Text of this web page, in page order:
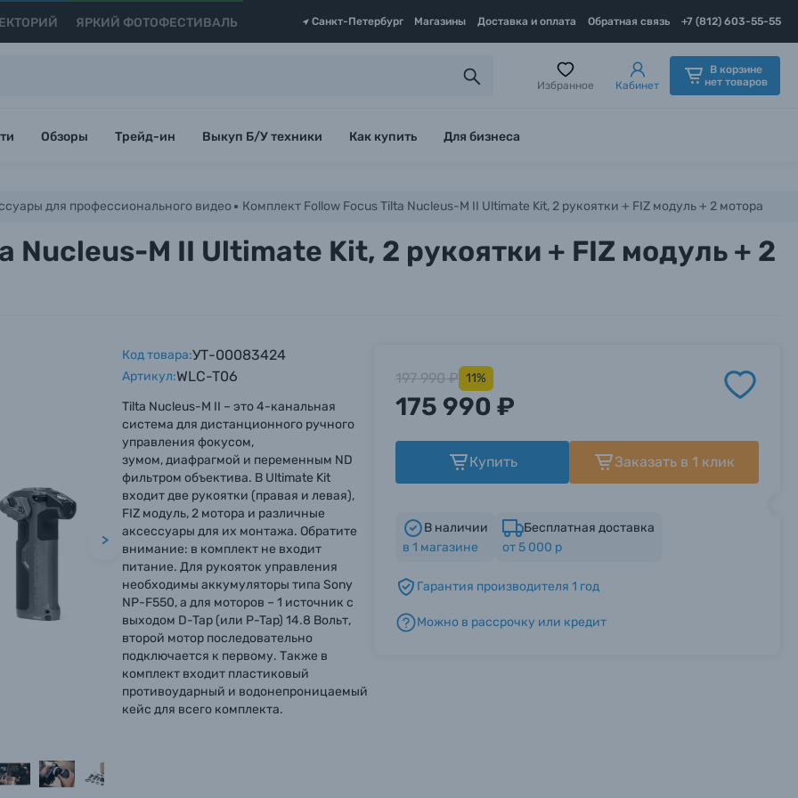
ЯРКИЙ ФОТОФЕСТИВАЛЬ Санкт-Петербург Магазины Доставка и оплата Обратная связь +7 (812) 603-55-55
Избранное Кабинет
В корзине
нет товаров
Обзоры Трейд-ин Выкуп Б/У техники Как купить Для бизнеса
для профессионального видео Комплект Follow Focus Tilta Nucleus-M II Ultimate Kit, 2 рукоятки + FIZ модуль + 2 мотора
Nucleus-M II Ultimate Kit, 2 рукоятки + FIZ модуль + 2
>
Код товара:УТ-00083424
Артикул:WLC-T06
Tilta Nucleus-M II – это 4-канальная
система для дистанционного ручного
управления фокусом,
зумом, диафрагмой и переменным ND
фильтром объектива. В Ultimate Kit
входит две рукоятки (правая и левая),
FIZ модуль, 2 мотора и различные
аксессуары для их монтажа. Обратите
внимание: в комплект не входит
питание. Для рукояток управления
необходимы аккумуляторы типа Sony
NP-F550, а для моторов – 1 источник с
выходом D-Tap (или P-Tap) 14.8 Вольт,
второй мотор последовательно
подключается к первому. Также в
комплект входит пластиковый
противоударный и водонепроницаемый
кейс для всего комплекта.
197 990 ₽ 11%
175 990 ₽
Купить Заказать в 1 клик
В наличии
в 1 магазине
Бесплатная доставка
от 5 000 р
Гарантия производителя 1 год
Можно в рассрочку или кредит